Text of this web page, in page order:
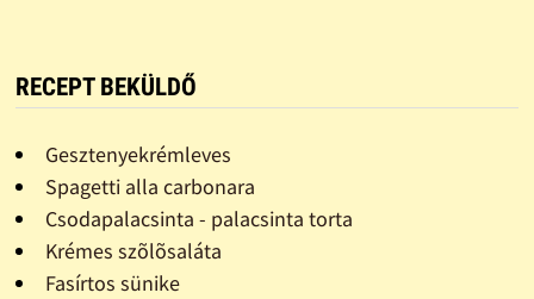
RECEPT BEKÜLDŐ
Gesztenyekrémleves
Spagetti alla carbonara
Csodapalacsinta - palacsinta torta
Krémes szõlõsaláta
Fasírtos sünike